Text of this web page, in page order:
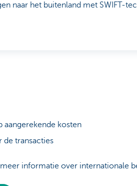
naar het buitenland met SWIFT-
aangerekende kosten
de transacties
informatie over internationale